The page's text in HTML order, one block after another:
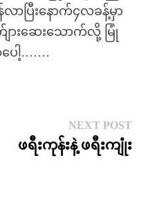
ာပြီးနောက်၄လခန့်မှာ
းဆေးသောက်လို့ မြုံ
ပေါ့.……
NEXT POST
ဖရီးကုန်းနဲ့ ဖရီးကျုံး